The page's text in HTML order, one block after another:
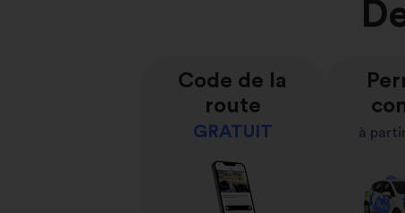
Code de la
route
GRATUIT à